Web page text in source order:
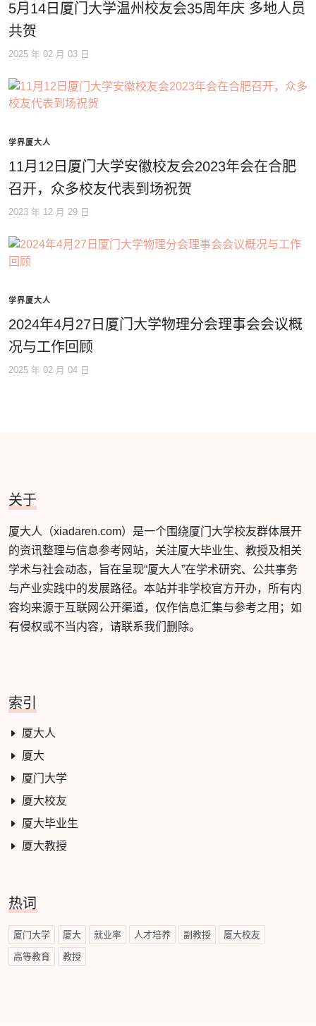
5月14日厦门大学温州校友会35周年庆 多地人员
共贺
2025 年 02 月 03 日
学界厦大人
11月12日厦门大学安徽校友会2023年会在合肥
召开，众多校友代表到场祝贺
2023 年 12 月 29 日
学界厦大人
2024年4月27日厦门大学物理分会理事会会议概
况与工作回顾
2025 年 02 月 04 日
关于
厦大人（xiadaren.com）是一个围绕厦门大学校友群体展开
的资讯整理与信息参考网站，关注厦大毕业生、教授及相关
学术与社会动态，旨在呈现“厦大人”在学术研究、公共事务
与产业实践中的发展路径。本站并非学校官方开办，所有内
容均来源于互联网公开渠道，仅作信息汇集与参考之用；如
有侵权或不当内容，请联系我们删除。
索引
厦大人
厦大
厦门大学
厦大校友
厦大毕业生
厦大教授
热词
厦门大学 厦大 就业率 人才培养 副教授 厦大校友
高等教育 教授